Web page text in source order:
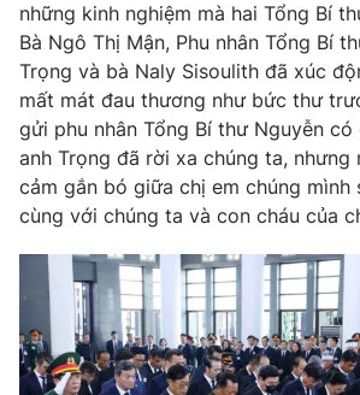
Video Shorts
VTV Money VTV Thể
VTV Sức khoẻ Bất động
VTV4 Vươn
VTV9 VTV8
những kinh nghiệm mà hai Tổng Bí
Bà Ngô Thị Mận, Phu nhân Tổng Bí
Trọng và bà Naly Sisoulith đã xúc
mất mát đau thương như bức thư
gửi phu nhân Tổng Bí thư Nguyễn có
anh Trọng đã rời xa chúng ta, nhưng
cảm gắn bó giữa chị em chúng mình
cùng với chúng ta và con cháu của